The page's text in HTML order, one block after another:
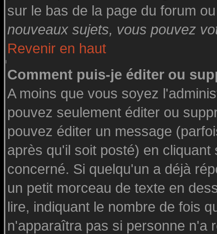
sur le bas de la page du forum
nouveaux sujets, vous pouvez
Revenir en haut
Comment puis-je éditer ou
A moins que vous soyez
pouvez seulement éditer ou
pouvez éditer un message
après qu'il soit posté) en
concerné. Si quelqu'un a déjà
un petit morceau de texte en
lire, indiquant le nombre de fois
n'apparaîtra pas si personne n'a